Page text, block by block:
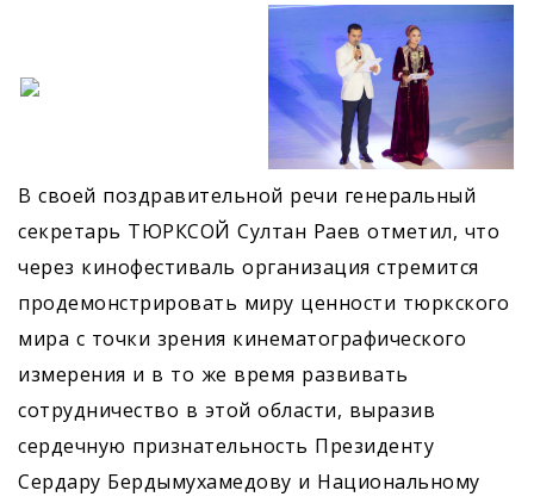
В своей поздравительной речи генеральный
секретарь ­ТЮРКСОЙ Султан Раев отметил, что
через кинофестиваль организация стремится
продемонстрировать миру ценности тюркского
мира с точки зрения кинематографического
измерения и в то же время развивать
сотрудничество в этой области, выразив
сердечную признательность Президенту
Сердару Бердымухамедову и Национальному